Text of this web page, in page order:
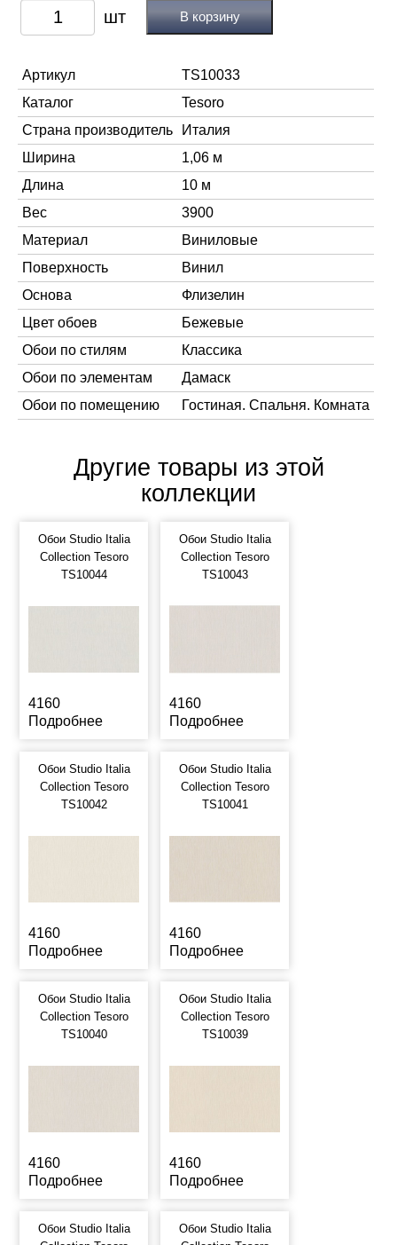
В корзину
Артикул
TS10033
Каталог
Tesoro
Страна производитель
Италия
Ширина
1,06 м
Длина
10 м
Вес
3900
Материал
Виниловые
Поверхность
Винил
Основа
Флизелин
Цвет обоев
Бежевые
Обои по стилям
Классика
Обои по элементам
Дамаск
Обои по помещению
Гостиная. Спальня. Комната
Другие товары из этой
коллекции
Обои Studio Italia
Collection Tesoro
TS10044
4160
Подробнее
Обои Studio Italia
Collection Tesoro
TS10043
4160
Подробнее
Обои Studio Italia
Collection Tesoro
TS10042
4160
Подробнее
Обои Studio Italia
Collection Tesoro
TS10041
4160
Подробнее
Обои Studio Italia
Collection Tesoro
TS10040
4160
Подробнее
Обои Studio Italia
Collection Tesoro
TS10039
4160
Подробнее
Обои Studio Italia
Обои Studio Italia